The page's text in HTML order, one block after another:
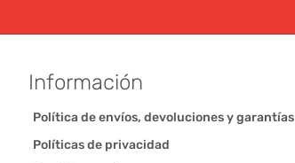
Información
Política de envíos, devoluciones y garantías
Políticas de privacidad